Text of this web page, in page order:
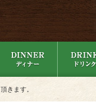
きます。